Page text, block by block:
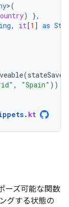
>(
)
},
, it[1 ] as
(stateSaver
, "Spain" ))
. kt
ーズ可能な関数
グする状態の